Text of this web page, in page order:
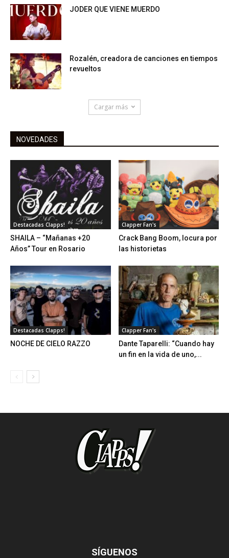
JODER QUE VIENE MUERDO
Rozalén, creadora de canciones en tiempos
revueltos
Cargar más
NOVEDADES
Destacadas Clapps!
SHAILA – “Mañanas +20
Años” Tour en Rosario
Clapper Fan's
Crack Bang Boom, locura por
las historietas
Destacadas Clapps!
NOCHE DE CIELO RAZZO
Clapper Fan's
Dante Taparelli: “Cuando hay
un fin en la vida de uno,...
SÍGUENOS